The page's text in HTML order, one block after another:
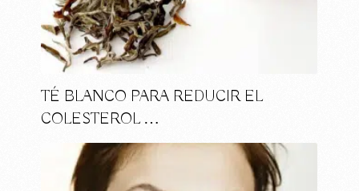
TÉ BLANCO PARA REDUCIR EL
COLESTEROL …